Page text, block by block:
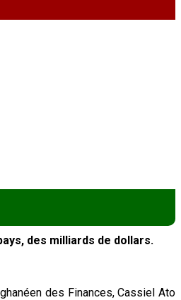
des milliards de dollars.
des Finances, Cassiel Ato